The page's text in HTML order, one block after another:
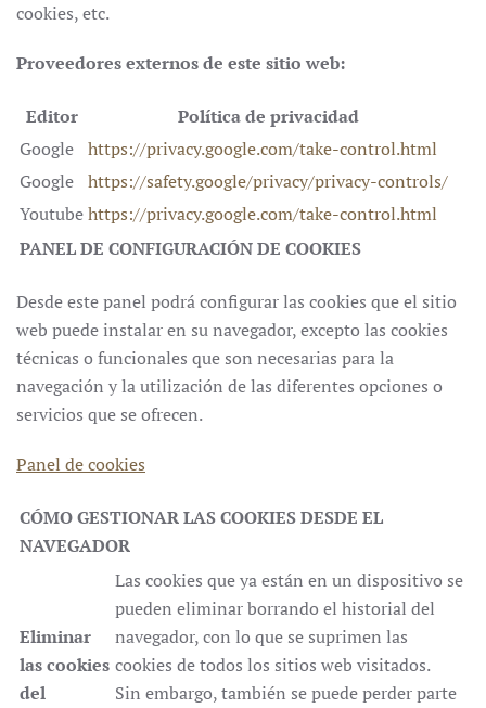
cookies, etc.
Proveedores externos de este sitio web:
Editor
Política de privacidad
Google https://privacy.google.com/take-control.html
Google https://safety.google/privacy/privacy-controls/
Youtubehttps://privacy.google.com/take-control.html
PANEL DE CONFIGURACIÓN DE COOKIES
Desde este panel podrá configurar las cookies que el sitio
web puede instalar en su navegador, excepto las cookies
técnicas o funcionales que son necesarias para la
navegación y la utilización de las diferentes opciones o
servicios que se ofrecen.
Panel de cookies
CÓMO GESTIONAR LAS COOKIES DESDE EL
NAVEGADOR
Eliminar
las cookies
del
Las cookies que ya están en un dispositivo se
pueden eliminar borrando el historial del
navegador, con lo que se suprimen las
cookies de todos los sitios web visitados.
Sin embargo, también se puede perder parte